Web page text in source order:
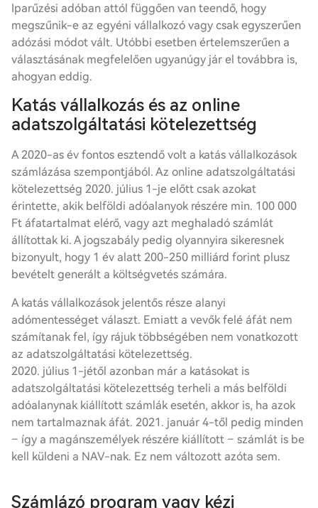
Iparűzési adóban attól függően van teendő, hogy
megszűnik-e az egyéni vállalkozó vagy csak egyszerűen
adózási módot vált. Utóbbi esetben értelemszerűen a
választásának megfelelően ugyanúgy jár el továbbra is,
ahogyan eddig.
Katás vállalkozás és az online
adatszolgáltatási kötelezettség
A 2020-as év fontos esztendő volt a katás vállalkozások
számlázása szempontjából. Az online adatszolgáltatási
kötelezettség 2020. július 1-je előtt csak azokat
érintette, akik belföldi adóalanyok részére min. 100 000
Ft áfatartalmat elérő, vagy azt meghaladó számlát
állítottak ki. A jogszabály pedig olyannyira sikeresnek
bizonyult, hogy 1 év alatt 200-250 milliárd forint plusz
bevételt generált a költségvetés számára.
A katás vállalkozások jelentős része alanyi
adómentességet választ. Emiatt a vevők felé áfát nem
számítanak fel, így rájuk többségében nem vonatkozott
az adatszolgáltatási kötelezettség.
2020. július 1-jétől azonban már a katásokat is
adatszolgáltatási kötelezettség terheli a más belföldi
adóalanynak kiállított számlák esetén, akkor is, ha azok
nem tartalmaznak áfát. 2021. január 4-től pedig minden
– így a magánszemélyek részére kiállított – számlát is be
kell küldeni a NAV-nak. Ez nem változott azóta sem.
Számlázó program vagy kézi